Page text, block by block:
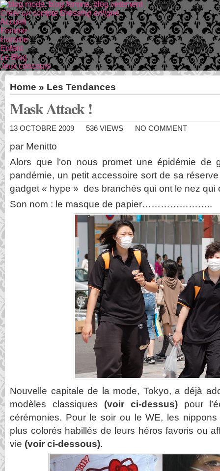
Creer un compte Dressing enligne
Accueil
Femme
Homme
Enfant
Le Blog
Jeux concours
Home » Les Tendances
Mask Attack !
13 OCTOBRE 2009 536 VIEWS NO COMMENT
par Menitto
Alors que l’on nous promet une épidémie de
pandémie, un petit accessoire sort de sa
gadget « hype » des branchés qui ont le nez qui
Son nom : le masque de papier…………………..
Nouvelle capitale de la mode, Tokyo, a déjà
modèles classiques (voir ci-dessus)pour
cérémonies. Pour le soir ou le WE, les
plus colorés habillés de leurs héros favoris ou
vie (voir ci-dessous).